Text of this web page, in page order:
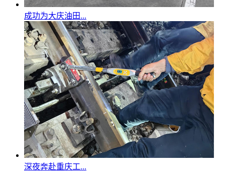
成功为大庆油田...
深夜奔赴重庆工...